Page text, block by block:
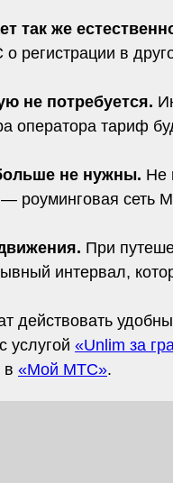
так же
регистрации в
не потребуется.
оператора тариф
не нужны. Не
роуминговая сеть
При
интервал,
действовать
услугой «Unlim за
в «Мой МТС».